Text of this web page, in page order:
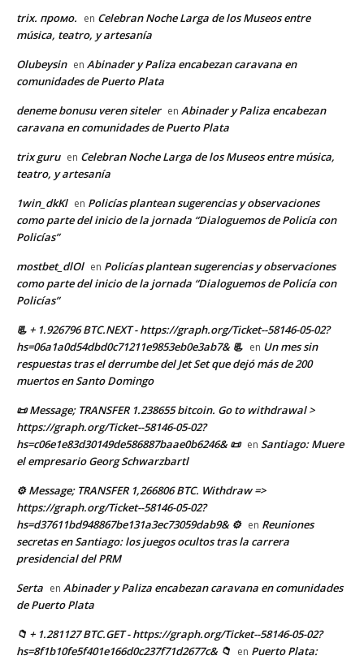
trix. промо. en Celebran Noche Larga de los Museos entre
música, teatro, y artesanía
Olubeysin en Abinader y Paliza encabezan caravana en
comunidades de Puerto Plata
deneme bonusu veren siteler en Abinader y Paliza encabezan
caravana en comunidades de Puerto Plata
trix guru en Celebran Noche Larga de los Museos entre música,
teatro, y artesanía
1win_dkKl en Policías plantean sugerencias y observaciones
como parte del inicio de la jornada “Dialoguemos de Policía con
Policías”
mostbet_dlOl en Policías plantean sugerencias y observaciones
como parte del inicio de la jornada “Dialoguemos de Policía con
Policías”
📃 + 1.926796 BTC.NEXT - https://graph.org/Ticket--58146-05-02?
hs=06a1a0d54dbd0c71211e9853eb0e3ab7& 📃 en Un mes sin
respuestas tras el derrumbe del Jet Set que dejó más de 200
muertos en Santo Domingo
📜 Message; TRANSFER 1.238655 bitcoin. Go to withdrawal >
https://graph.org/Ticket--58146-05-02?
hs=c06e1e83d30149de586887baae0b6246& 📜 en Santiago: Muere
el empresario Georg Schwarzbartl
⚙ Message; TRANSFER 1,266806 BTC. Withdraw =>
https://graph.org/Ticket--58146-05-02?
hs=d37611bd948867be131a3ec73059dab9& ⚙ en Reuniones
secretas en Santiago: los juegos ocultos tras la carrera
presidencial del PRM
Serta en Abinader y Paliza encabezan caravana en comunidades
de Puerto Plata
📁 + 1.281127 BTC.GET - https://graph.org/Ticket--58146-05-02?
hs=8f1b10fe5f401e166d0c237f71d2677c& 📁 en Puerto Plata: